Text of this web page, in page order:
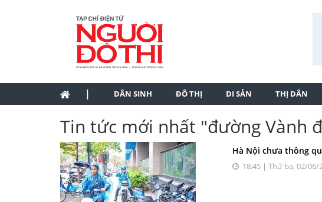
| DÂN SINH ĐÔ THỊ DI SẢN THỊ DÂN
Tin tức mới nhất "đường Vành
Hà Nội chưa thông
18:45 | Thứ ba, 02/06/